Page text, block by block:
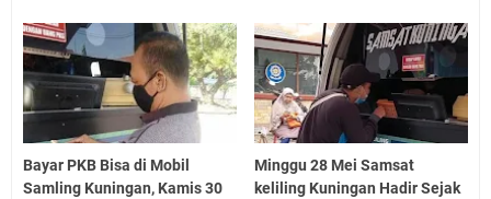
Bayar PKB Bisa di Mobil
Samling Kuningan, Kamis 30
Minggu 28 Mei Samsat
keliling Kuningan Hadir Sejak